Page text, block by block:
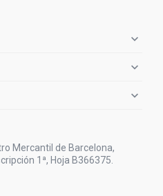



Mercantil de Barcelona,
1ª, Hoja B366375.